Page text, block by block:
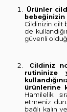
Ürünler
Cildinizin cilt
de
güvenli
Cildiniz
rutininize
ürünlerine
Hamilelik
etmeniz
bağlı kalın